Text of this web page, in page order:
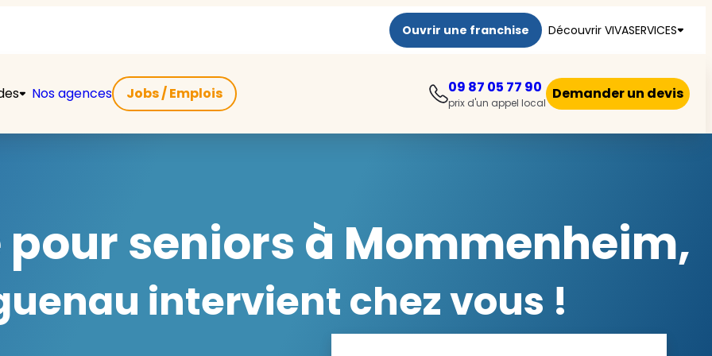
Ouvrir une franchise Découvrir VIVASERVICES
Nos agences Jobs / Emplois 09 87 05 77 90
prix d'un appel local
Demander un devis
seniors à Mommenheim,
intervient chez vous !